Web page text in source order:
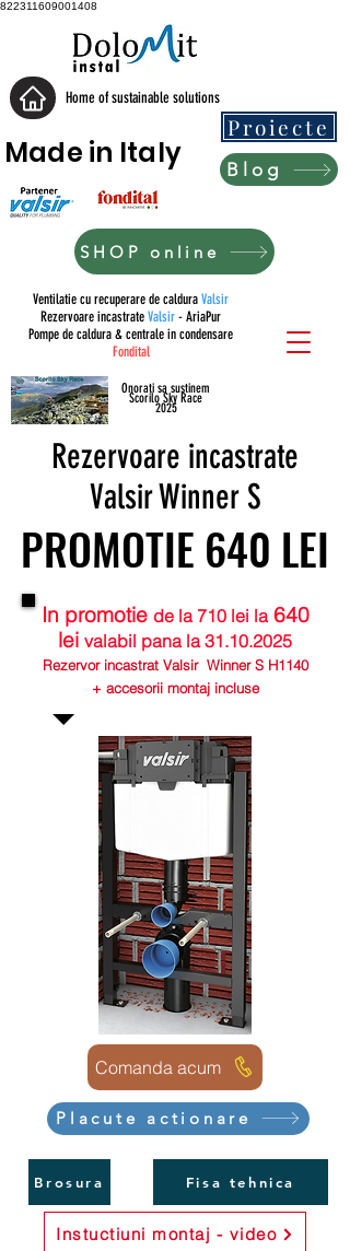
822311609001408
Ventilatie cu recuperare de caldura Valsir
Rezervoare incastrate Valsir - AriaPur
Pompe de caldura & centrale in condensare
Fondital
Made in Italy
Proiecte
Home of sustainable solutions
Blog
Onorati sa sustinem
Scorilo Sky Race
2025
SHOP online
Rezervoare incastrate
Valsir Winner S
PROMOTIE 640 LEI
PROMOTIE 640 LEI
In promotie de la 710 lei la640
lei valabil pana la31.10.2025
Rezervor incastrat Valsir Winner S H1140
+ accesorii montaj incluse
Comanda acum
Placute actionare
Brosura Fisa tehnica
Instuctiuni montaj - video